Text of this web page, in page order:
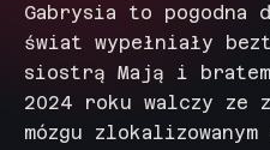
Gabrysia to pogodna
świat wypełniały
siostrą Mają i
2024 roku walczy ze
mózgu